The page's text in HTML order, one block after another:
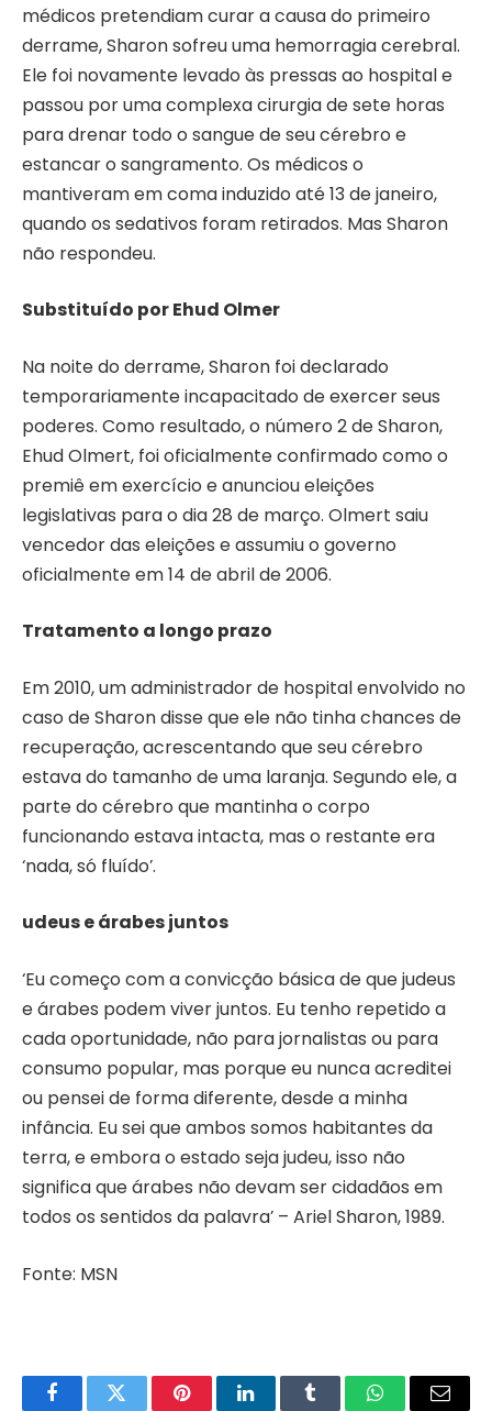
médicos pretendiam curar a causa do primeiro
derrame, Sharon sofreu uma hemorragia cerebral.
Ele foi novamente levado às pressas ao hospital e
passou por uma complexa cirurgia de sete horas
para drenar todo o sangue de seu cérebro e
estancar o sangramento. Os médicos o
mantiveram em coma induzido até 13 de janeiro,
quando os sedativos foram retirados. Mas Sharon
não respondeu.
Substituído por Ehud Olmer
Na noite do derrame, Sharon foi declarado
temporariamente incapacitado de exercer seus
poderes. Como resultado, o número 2 de Sharon,
Ehud Olmert, foi oficialmente confirmado como o
premiê em exercício e anunciou eleições
legislativas para o dia 28 de março. Olmert saiu
vencedor das eleições e assumiu o governo
oficialmente em 14 de abril de 2006.
Tratamento a longo prazo
Em 2010, um administrador de hospital envolvido no
caso de Sharon disse que ele não tinha chances de
recuperação, acrescentando que seu cérebro
estava do tamanho de uma laranja. Segundo ele, a
parte do cérebro que mantinha o corpo
funcionando estava intacta, mas o restante era
‘nada, só fluído’.
udeus e árabes juntos
‘Eu começo com a convicção básica de que judeus
e árabes podem viver juntos. Eu tenho repetido a
cada oportunidade, não para jornalistas ou para
consumo popular, mas porque eu nunca acreditei
ou pensei de forma diferente, desde a minha
infância. Eu sei que ambos somos habitantes da
terra, e embora o estado seja judeu, isso não
significa que árabes não devam ser cidadãos em
todos os sentidos da palavra’ – Ariel Sharon, 1989.
Fonte: MSN